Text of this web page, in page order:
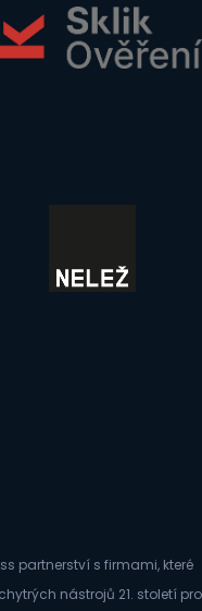
partnerství s firmami, které
nástrojů 21. století pro